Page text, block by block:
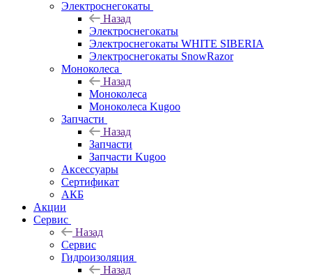
Электроснегокаты
Назад
Электроснегокаты
Электроснегокаты WHITE SIBERIA
Электроснегокаты SnowRazor
Моноколеса
Назад
Моноколеса
Моноколеса Kugoo
Запчасти
Назад
Запчасти
Запчасти Kugoo
Аксессуары
Сертификат
АКБ
Акции
Сервис
Назад
Сервис
Гидроизоляция
Назад